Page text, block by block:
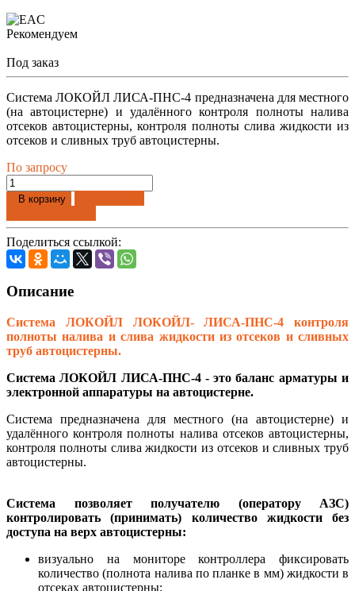
Рекомендуем
Под заказ
Система ЛОКОЙЛ ЛИСА-ПНС-4 предназначена для местного
(на автоцистерне) и удалённого контроля полноты налива
отсеков автоцистерны, контроля полноты слива жидкости из
отсеков и сливных труб автоцистерны.
По запросу
В корзину
Поделиться ссылкой:
Описание
Система ЛОКОЙЛ ЛОКОЙЛ- ЛИСА-ПНС-4 контроля
полноты налива и слива жидкости из отсеков и сливных
труб автоцистерны.
Система ЛОКОЙЛ ЛИСА-ПНС-4 - это баланс арматуры и
электронной аппаратуры на автоцистерне.
Система предназначена для местного (на автоцистерне) и
удалённого контроля полноты налива отсеков автоцистерны,
контроля полноты слива жидкости из отсеков и сливных труб
автоцистерны.
Система позволяет получателю (оператору АЗС)
контролировать (принимать) количество жидкости без
доступа на верх автоцистерны:
визуально на мониторе контроллера фиксировать
количество (полнота налива по планке в мм) жидкости в
отсеках автоцистерны;